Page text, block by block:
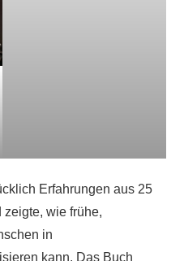
Erfahrungen aus 25
wie frühe,
in
kann. Das Buch